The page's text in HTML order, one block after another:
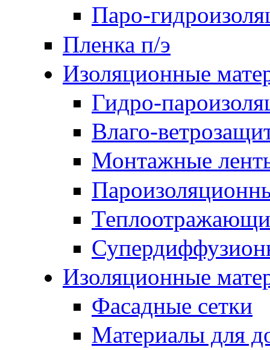
Паро-
Пленка п/э
Изоляционные
Гидро-
Влаго-
Монтажные
Изоляционные
Фасадные сетки
Материалы для